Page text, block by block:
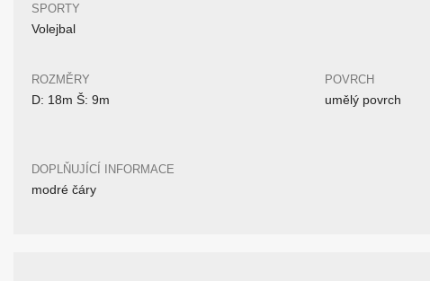
SPORTY
Volejbal
ROZMĚRY
D: 18m Š: 9m
POVRCH
umělý povrch
DOPLŇUJÍCÍ INFORMACE
modré čáry